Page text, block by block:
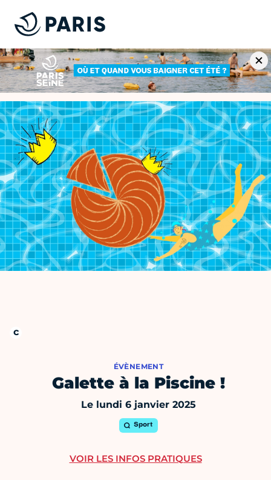
ÉVÈNEMENT
Galette à la Piscine !
Le lundi 6 janvier 2025
Sport
VOIR LES INFOS PRATIQUES